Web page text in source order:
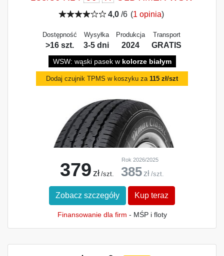
4,0/6 (1 opinia)
Dostępność
>16 szt.
Wysyłka
3-5 dni
Produkcja
2024
Transport
GRATIS
WSW: wąski pasek w kolorze białym
Dodaj czujnik TPMS w koszyku za 115 zł/szt
379 zł /szt.
Rok 2026/2025
385 zł /szt.
Zobacz szczegóły Kup teraz
Finansowanie dla firm - MŚP i floty